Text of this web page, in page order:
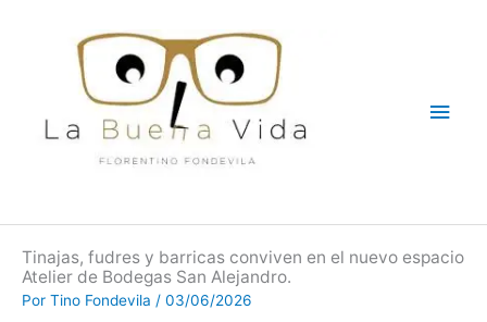
Tinajas, fudres y barricas conviven en el nuevo espacio
Atelier de Bodegas San Alejandro.
Por Tino Fondevila / 03/06/2026